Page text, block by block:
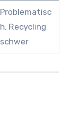
Problematisc
h, Recycling
schwer